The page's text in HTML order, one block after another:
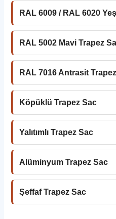
RAL 6009 / RAL 6020
RAL 5002 Mavi Trapez
RAL 7016 Antrasit
Köpüklü Trapez Sac
Yalıtımlı Trapez Sac
Alüminyum Trapez Sac
Şeffaf Trapez Sac